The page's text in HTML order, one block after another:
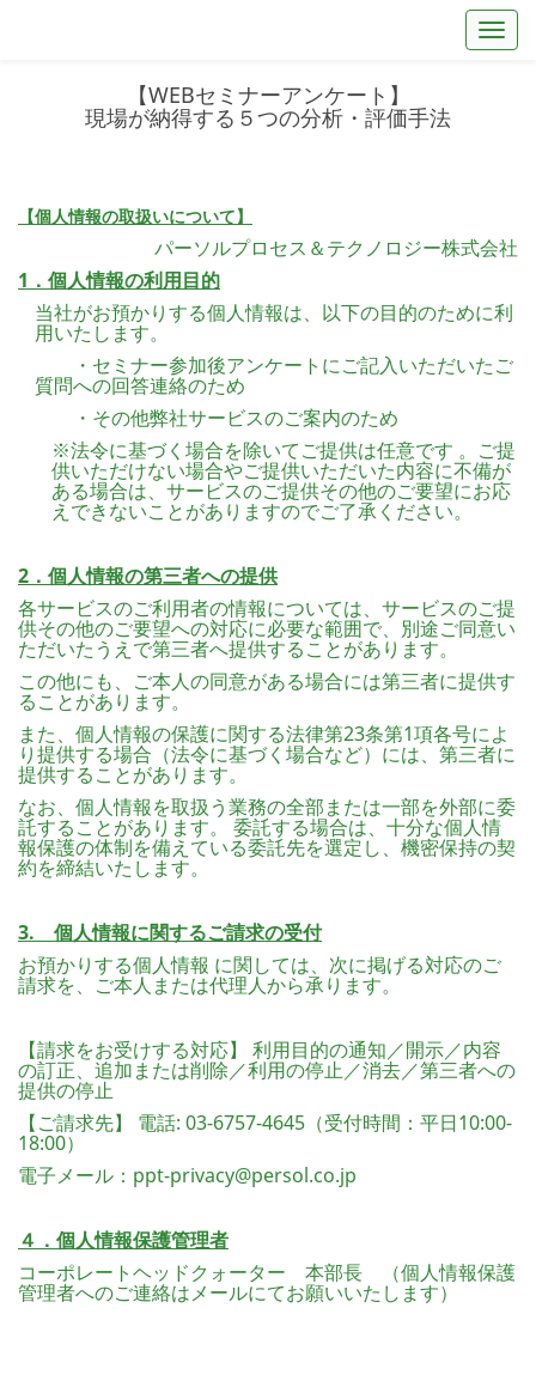
【WEBセミナーアンケート】
現場が納得する５つの分析・評価手法
【個人情報の取扱いについて】
パーソルプロセス＆テクノロジー株式会社
1．個人情報の利用目的
当社がお預かりする個人情報は、以下の目的のために利
用いたします。
・セミナー参加後アンケートにご記入いただいたご
質問への回答連絡のため
・その他弊社サービスのご案内のため
※法令に基づく場合を除いてご提供は任意です 。ご提
供いただけない場合やご提供いただいた内容に不備が
ある場合は、サービスのご提供その他のご要望にお応
えできないことがありますのでご了承ください。
2．個人情報の第三者への提供
各サービスのご利用者の情報については、サービスのご提
供その他のご要望への対応に必要な範囲で、別途ご同意い
ただいたうえで第三者へ提供することがあります。
この他にも、ご本人の同意がある場合には第三者に提供す
ることがあります。
また、個人情報の保護に関する法律第23条第1項各号によ
り提供する場合（法令に基づく場合など）には、第三者に
提供することがあります。
なお、個人情報を取扱う業務の全部または一部を外部に委
託することがあります。 委託する場合は、十分な個人情
報保護の体制を備えている委託先を選定し、機密保持の契
約を締結いたします。
3. 個人情報に関するご請求の受付
お預かりする個人情報 に関しては、次に掲げる対応のご
請求を、ご本人または代理人から承ります。
【請求をお受けする対応】 利用目的の通知／開示／内容
の訂正、追加または削除／利用の停止／消去／第三者への
提供の停止
【ご請求先】 電話: 03-6757-4645（受付時間：平日10:00-
18:00）
電子メール：ppt-privacy@persol.co.jp
４．個人情報保護管理者
コーポレートヘッドクォーター 本部長 （個人情報保護
管理者へのご連絡はメールにてお願いいたします）